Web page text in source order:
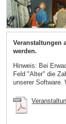
Veranstaltungen
werden.
Hinweis: Bei
Feld "Alter" die
unserer Software.